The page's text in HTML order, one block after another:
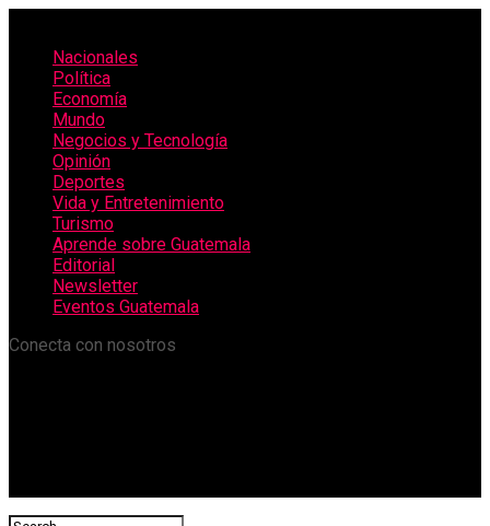
Nacionales
Política
Economía
Mundo
Negocios y Tecnología
Opinión
Deportes
Vida y Entretenimiento
Turismo
Aprende sobre Guatemala
Editorial
Newsletter
Eventos Guatemala
Conecta con nosotros